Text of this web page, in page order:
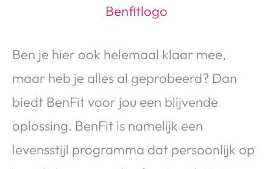
Ben je hier ook helemaal klaar mee,
maar heb je alles al geprobeerd? Dan
biedt BenFit voor jou een blijvende
oplossing. BenFit is namelijk een
levensstijl programma dat persoonlijk op